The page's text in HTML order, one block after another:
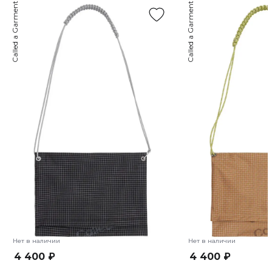
Нет в наличии
Called a Garment
4 400 ₽
Нет в наличии
Called a Garment
4 400 ₽